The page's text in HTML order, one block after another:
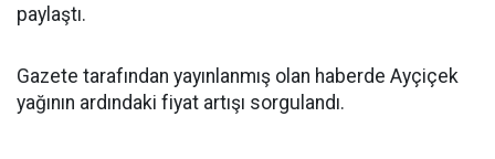
paylaştı.
Gazete tarafından yayınlanmış olan haberde Ayçiçek
yağının ardındaki fiyat artışı sorgulandı.